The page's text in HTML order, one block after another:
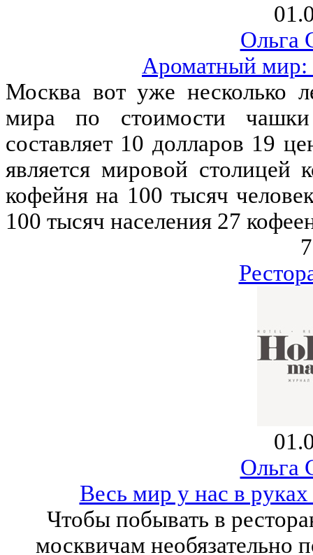
Ольга
Ароматный мир:
Москва вот уже несколько
мира по стоимости
составляет 10 долларов 19
является мировой
кофейня на 100 тысяч
100 тысяч населения 27
Ольга
Весь мир у нас в
Чтобы побывать в
москвичам необязательно